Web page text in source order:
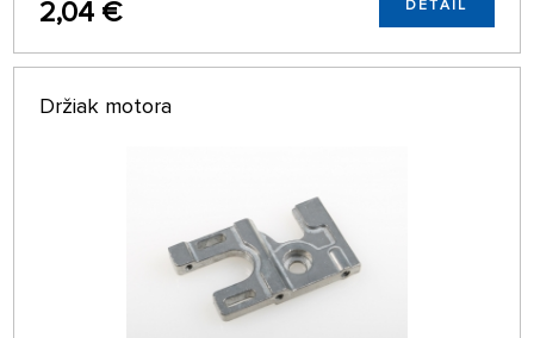
2,04 € DETAIL
Držiak motora